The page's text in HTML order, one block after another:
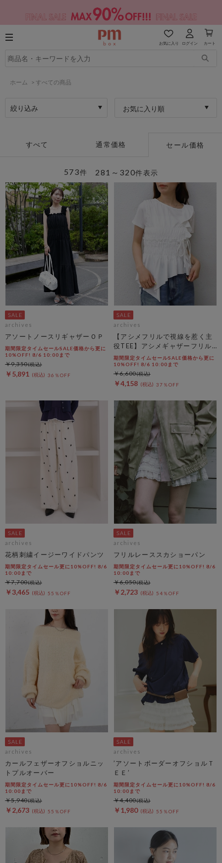
お気に入り ログイン カート
ホーム > すべての商品
絞り込み お気に入り順
すべて 通常価格 セール価格
281～320件表示
573件
archives
アソートノースリギャザーＯＰ
期間限定タイムセールSALE価格から更に
10%OFF! 8/6 10:00まで
￥5,891 36％OFF
￥9,350
archives
【アシメフリルで視線を惹く主
役TEE】アシメギャザーフリル
ＴＥＥ
期間限定タイムセールSALE価格から更に
10%OFF! 8/6 10:00まで
￥4,158 37％OFF
￥6,600
archives
花柄刺繍イージーワイドパンツ
期間限定タイムセール更に10%OFF! 8/6
10:00まで
￥3,465 55％OFF
￥7,700
archives
フリルレーススカショーパン
期間限定タイムセール更に10%OFF! 8/6
10:00まで
￥2,723 54％OFF
￥6,050
archives
カールフェザーオフショルニッ
トプルオーバー
期間限定タイムセール更に10%OFF! 8/6
10:00まで
￥2,673 55％OFF
￥5,940
archives
’アソートボーダーオフショルＴ
ＥＥ’
期間限定タイムセール更に10%OFF! 8/6
10:00まで
￥1,980 55％OFF
￥4,400